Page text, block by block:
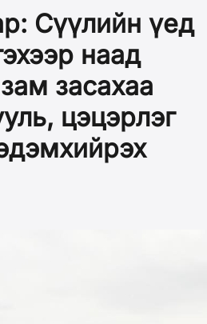
Сүүлийн үед
наад
засахаа
цэцэрлэг